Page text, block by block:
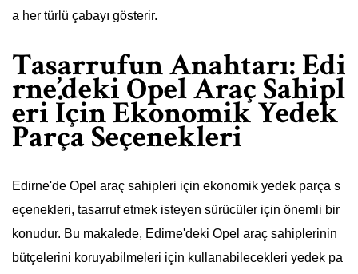
a her türlü çabayı gösterir.
Tasarrufun Anahtarı: Edi
rne’deki Opel Araç Sahipl
eri İçin Ekonomik Yedek
Parça Seçenekleri
Edirne'de Opel araç sahipleri için ekonomik yedek parça s
eçenekleri, tasarruf etmek isteyen sürücüler için önemli bir
konudur. Bu makalede, Edirne'deki Opel araç sahiplerinin
bütçelerini koruyabilmeleri için kullanabilecekleri yedek pa